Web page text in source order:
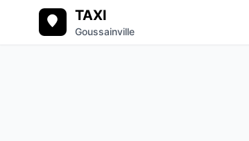
TAXI
Goussainville